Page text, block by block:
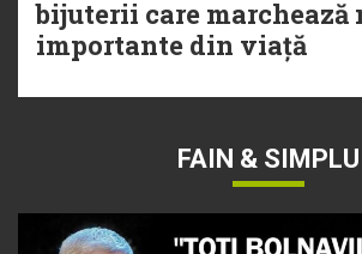
bijuterii care marchează
importante din viață
FAIN & SIMPLU